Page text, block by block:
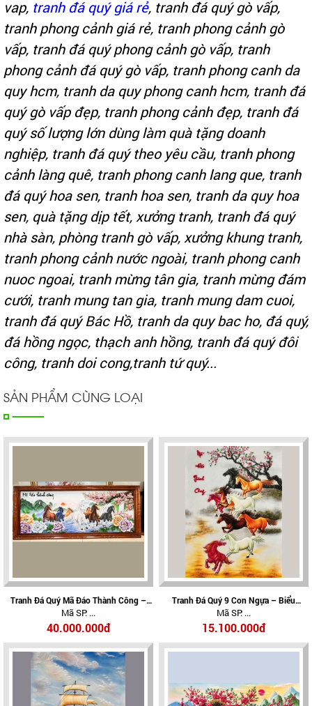
vap, tranh đá quý giá rẻ, tranh đá quý gò vấp,
tranh phong cảnh giá rẻ, tranh phong cảnh gò
vấp, tranh đá quý phong cảnh gò vấp, tranh
phong cảnh đá quý gò vấp, tranh phong canh da
quy hcm, tranh da quy phong canh hcm, tranh đá
quý gò vấp đẹp, tranh phong cảnh đẹp, tranh đá
quý số lượng lớn dùng làm quà tặng doanh
nghiệp, tranh đá quý theo yêu cầu, tranh phong
cảnh làng quê, tranh phong canh lang que, tranh
đá quý hoa sen, tranh hoa sen, tranh da quy hoa
sen, quà tặng dịp tết, xưởng tranh, tranh đá quý
nhà sàn, phòng tranh gò vấp, xưởng khung tranh,
tranh phong cảnh nước ngoài, tranh phong canh
nuoc ngoai, tranh mừng tân gia, tranh mừng đám
cưới, tranh mung tan gia, tranh mung dam cuoi,
tranh đá quý Bác Hồ, tranh da quy bac ho, đá quý,
đá hồng ngọc, thạch anh hồng, tranh đá quý đôi
công, tranh doi cong,tranh tứ quý...
SẢN PHẨM CÙNG LOẠI
Tranh Đá Quý Mã Đáo Thành Công –
Biểu Tượng Của Thành Công, May Mắn
Và Thịnh Vượng
Mã SP: ...
40.000.000đ
Tranh Đá Quý 9 Con Ngựa – Biểu
Tượng Cửu Mã Thành Công, Tài Lộc Và
Thịnh Vượng
Mã SP: ...
15.100.000đ